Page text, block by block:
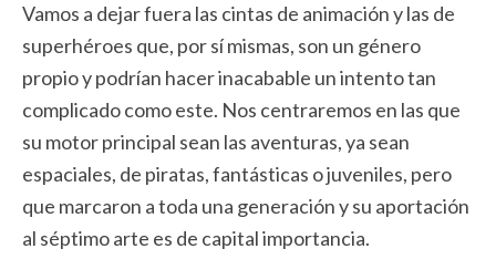
Vamos a dejar fuera las cintas de animación y las de
superhéroes que, por sí mismas, son un género
propio y podrían hacer inacabable un intento tan
complicado como este. Nos centraremos en las que
su motor principal sean las aventuras, ya sean
espaciales, de piratas, fantásticas o juveniles, pero
que marcaron a toda una generación y su aportación
al séptimo arte es de capital importancia.